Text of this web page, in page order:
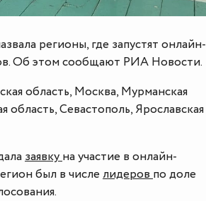
регионы, где запустят онлайн-
Об этом сообщают РИА Новости.
область, Москва, Мурманская
область, Севастополь, Ярославская
заявку на участие в онлайн-
был в числе лидеров по доле